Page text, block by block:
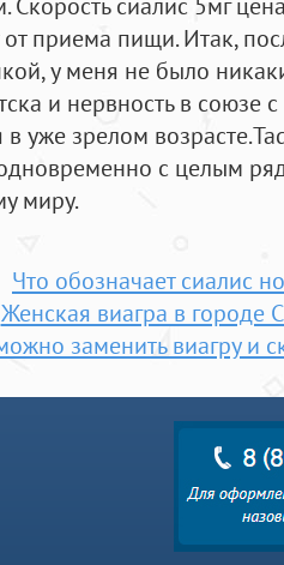
приема пищи. Итак,
у меня не было
и нервность в союзе
в уже зрелом
с целым
миру.
Что обозначает сиалис
Женская виагра в городе
заменить виагру и